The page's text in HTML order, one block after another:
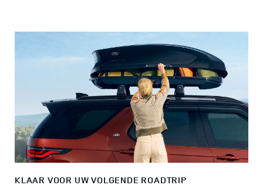
KLAAR VOOR UW VOLGENDE ROADTRIP